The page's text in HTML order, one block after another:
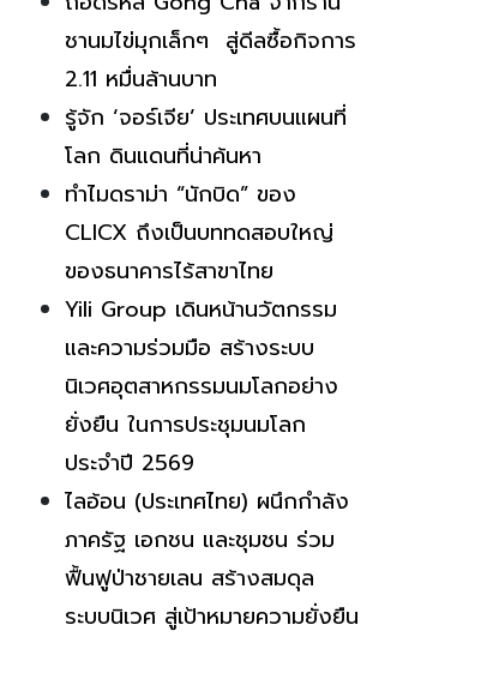
ชานมไข่มุกเล็กๆ สู่ดีลซื้อกิจการ
2.11 หมื่นล้านบาท
รู้จัก ‘จอร์เจีย’ ประเทศบนแผนที่
โลก ดินแดนที่น่าค้นหา
ทำไมดราม่า “นักบิด” ของ
CLICX ถึงเป็นบททดสอบใหญ่
ของธนาคารไร้สาขาไทย
Yili Group เดินหน้านวัตกรรม
และความร่วมมือ สร้างระบบ
นิเวศอุตสาหกรรมนมโลกอย่าง
ยั่งยืน ในการประชุมนมโลก
ประจำปี 2569
ไลอ้อน (ประเทศไทย) ผนึกกำลัง
ภาครัฐ เอกชน และชุมชน ร่วม
ฟื้นฟูป่าชายเลน สร้างสมดุล
ระบบนิเวศ สู่เป้าหมายความยั่งยืน